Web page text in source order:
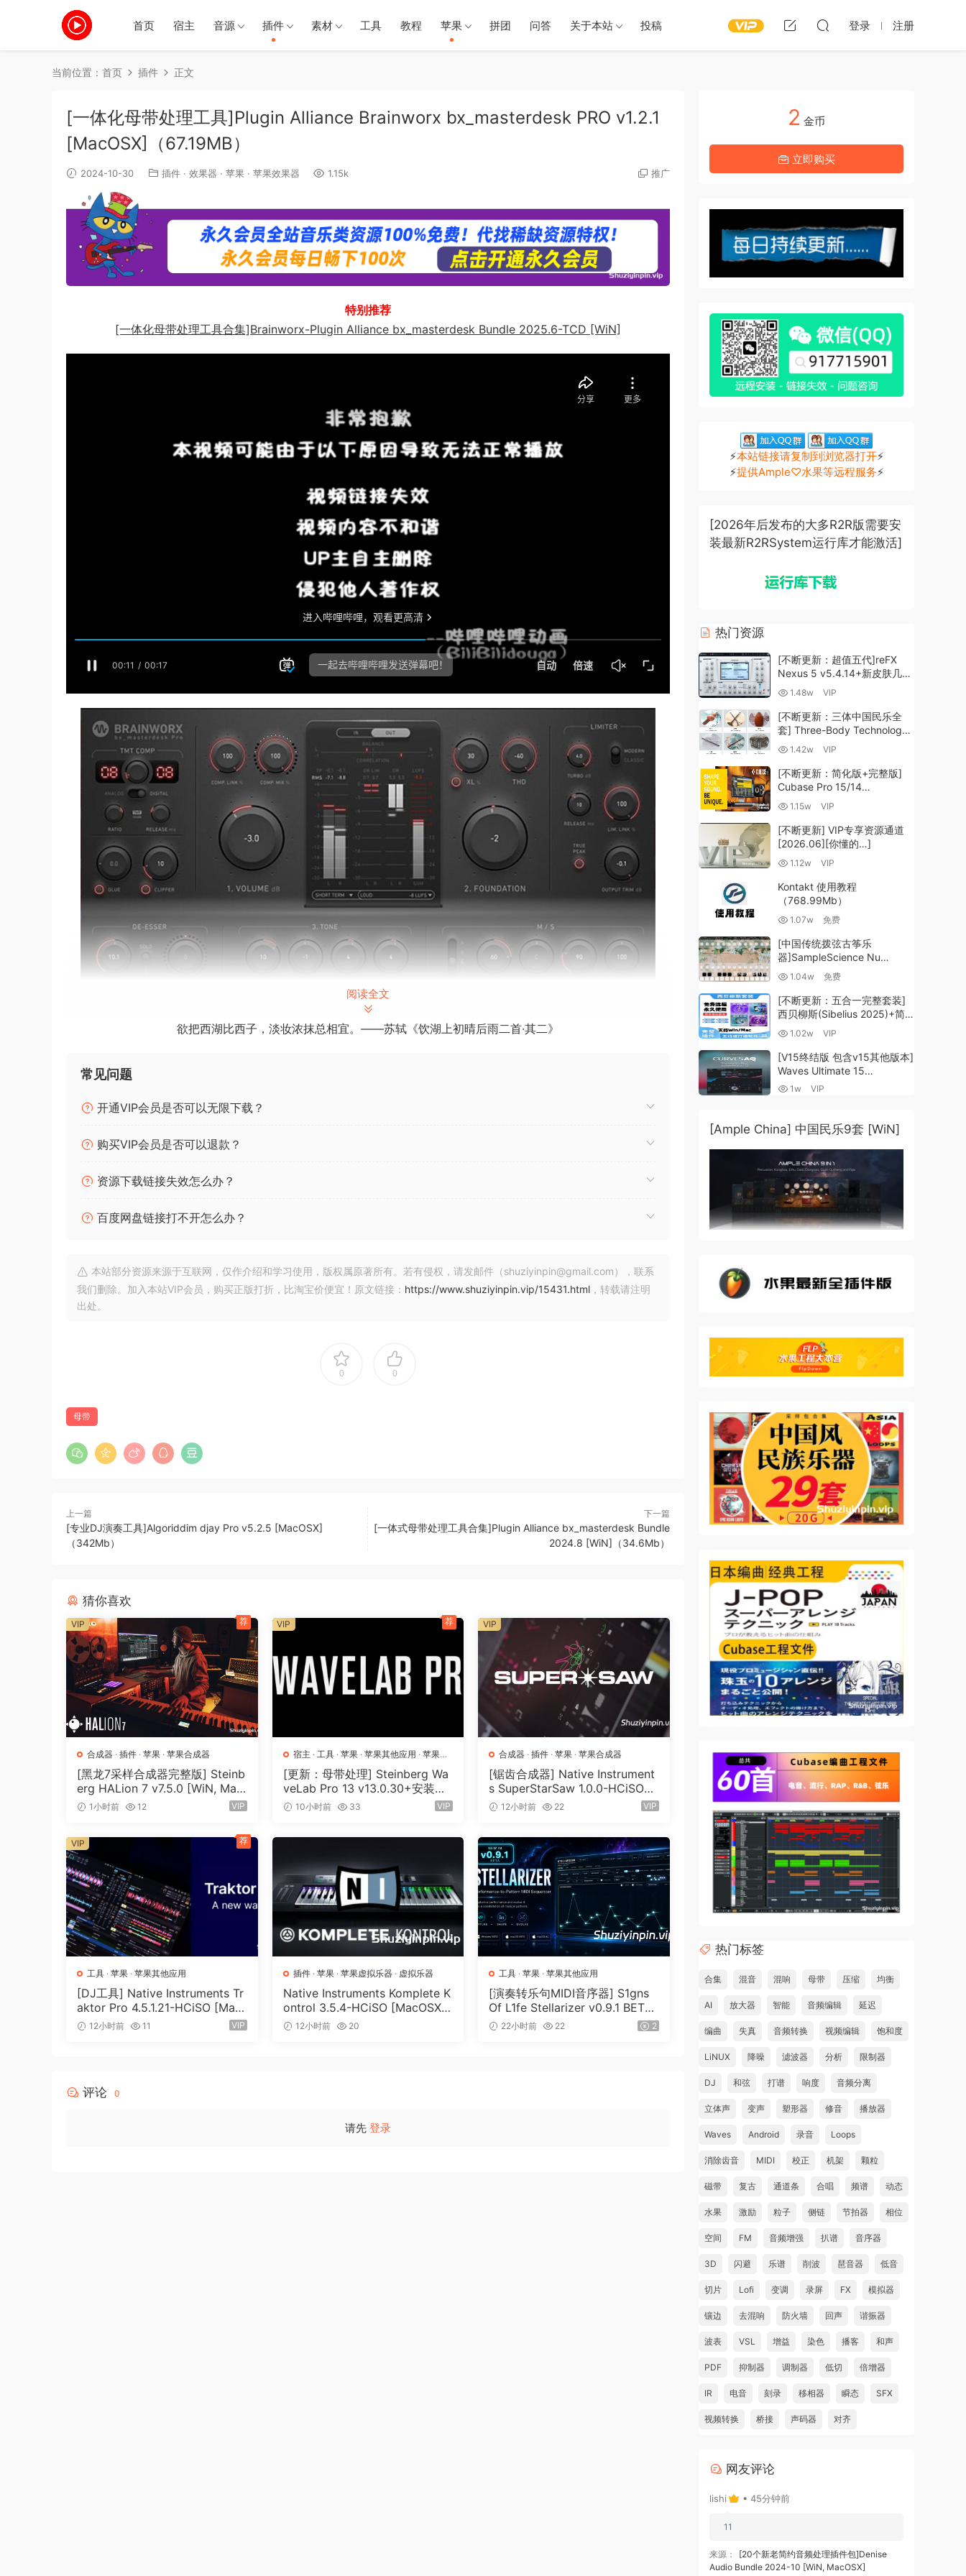
首页 宿主 音源 插件 素材 工具 教程 苹果 拼团 问答 关于本站 投稿 登录 注册
当前位置： 首页 插件 正文
[一体化母带处理工具]Plugin Alliance Brainworx bx_masterdesk PRO v1.2.1
[MacOSX]（67.19MB）
2024-10-30 插件 · 效果器 · 苹果 · 苹果效果器 1.15k 推广
特别推荐
[一体化母带处理工具合集]Brainworx-Plugin Alliance bx_masterdesk Bundle 2025.6-TCD [WiN]
Team HCiSO | 29 October 2024 | 67.19 MB
您提出要求，我们倾听：bx_masterdesk PRO 在其前代产品的基础上进行了扩展，为这个非常受欢迎且易于使用的母
更强大的动态控制
在 PRO 版本中，压缩器和限制器都进行了升级，具有可变释放时间和链接选项。限制器还获得了一个新的现代/经典开
关，而压缩器现在具有可变比率控制、CLIPPER 选项和新的“GLUE”功能，用于模拟风格压缩，可在混音到达最终母带
双共振滤波器，以及板载 De-Esser — 所有这些都具有扩展的频率范围。想要更多的音调控制吗？利用新包含的 XL 部
分来获得额外的饱和度、谐波和色彩。
更令人印象深刻的立体声场
中信号全景选项和立体声增强旋钮，可更好地控制立体声成像和平衡。
同样的高端音色和最小的学习曲线，以及更成熟的用户会喜欢的扩展控件
3 个键拨盘进一步美化：“音量”、“基础”和“音调”。唯一的区别是，您现在可以进一步优化这些起点，并可以选择在需要
时更好地控制动态、均衡曲线、饱和度和立体声场。尝试将其用于母带制作、混音总线甚至乐器子组。
→ 特点：
• 单个插件中的高端模拟母带制作链
• 与以前版本相同的简单 3 步工作流程，具有扩展的控件以便进一步细化
• 包括来自 bx_limiter True Peak 的限制器算法和仪表
• 可调节的压缩器和限制器的链接设置和释放时间
• 完全可变的压缩器混音控制
• 附加的 TMT 压缩器型号
• CLIPPER – 消除大声瞬变以获得更响亮的信号
• 广泛的预设列表可立即获得结果
• 扩展的参数均衡器
• 新的立体声增强控制
• XL 旋钮可增加谐波饱和度
• 改进的 GUI 使控制更加容易
• 具有模拟和数字模式的容差建模技术 (TMT)
变更日志
支持的操作系统：
Brainworx bx_masterdesk PRO is the simple, fast, high-end mastering chain from Brainworx is now more
阅读全文
欲把西湖比西子，淡妆浓抹总相宜。——苏轼《饮湖上初晴后雨二首·其二》
常见问题
开通VIP会员是否可以无限下载？
购买VIP会员是否可以退款？
资源下载链接失效怎么办？
百度网盘链接打不开怎么办？
本站部分资源来源于互联网，仅作介绍和学习使用，版权属原著所有。若有侵权，请发邮件（shuziyinpin@gmail.com），联系
我们删除。加入本站VIP会员，购买正版打折，比淘宝价便宜！原文链接： https://www.shuziyinpin.vip/15431.html ，转载请注明
出处。
0 0
母带
上一篇
[专业DJ演奏工具]Algoriddim djay Pro v5.2.5 [MacOSX]
（342Mb）
下一篇
[一体式母带处理工具合集]Plugin Alliance bx_masterdesk Bundle
2024.8 [WiN]（34.6Mb）
猜你喜欢
合成器 · 插件 · 苹果 · 苹果合成器
[黑龙7采样合成器完整版] Steinb
erg HALion 7 v7.5.0 [WiN, Mac
OSX]（673.3MB+920 MB+1.6G
1小时前 12 VIP
VIP 荐
宿主 · 工具· 苹果· 苹果其他应用 · 苹果宿
主
[更新：母带处理] Steinberg Wa
veLab Pro 13 v13.0.30+安装方
法 [WiN, MacOSX]（285.6MB
10小时前 33 VIP
VIP 荐
合成器 ·插件 ·苹果 ·苹果合成器
[锯齿合成器] Native Instrument
s SuperStarSaw 1.0.0-HCiSO
[MacOSX]（182.43MB）
12小时前 22 VIP
VIP
工具 · 苹果 · 苹果其他应用
[DJ工具] Native Instruments Tr
aktor Pro 4.5.1.21-HCiSO [Mac
OSX]（402.83MB）
12小时前 11 VIP
VIP 荐
插件· 苹果· 苹果虚拟乐器· 虚拟乐器
Native Instruments Komplete K
ontrol 3.5.4-HCiSO [MacOSX]
（ 823.17MB）
12小时前 20
工具 ·苹果 ·苹果其他应用
[演奏转乐句MIDI音序器] S1gns
Of L1fe Stellarizer v0.9.1 BETA-
ARCADiA [WiN, MacOSX]（22
22小时前 22 2
评论 0
请先 登录
2 金币
立即购买
⚡本站链接请复制到浏览器打开⚡
⚡提供Ample♡水果等远程服务⚡
[2026年后发布的大多R2R版需要安
装最新R2RSystem运行库才能激活]
热门资源
[不断更新：超值五代]reFX
Nexus 5 v5.4.14+新皮肤几十
套+原厂+全套扩展+教程
1.48w VIP
[不断更新：三体中国民乐全
套] Three-Body Technology-
R2R [WiN, MacOSX]
1.42w VIP
[不断更新：简化版+完整版]
Cubase Pro 15/14
VR/R2R/U2B+原厂音源+插件
MacOSX]（704.0MB+）
1.15w VIP
[不断更新] VIP专享资源通道
[2026.06][你懂的…]
1.12w VIP
Kontakt 使用教程
（768.99Mb）
1.07w 免费
[中国传统拨弦古筝乐
器]SampleScience Nu
Guzheng v2.0 x64 VST
VST3 AU DECENT SAMPLER
[WiN, MacOSX]（158MB)
1.04w 免费
[不断更新：五合一完整套装]
西贝柳斯(Sibelius 2025)+简
谱插件V8+图片识别+音频识别
MacOSX]（80.48GB+）
1.02w VIP
[V15终结版 包含v15其他版本]
Waves Ultimate 15
v25.05.27+一键安装版+安装
（4.1GB+10.2GB+9.6GB）
1w VIP
[Ample China] 中国民乐9套 [WiN]
热门标签
合集 混音 混响 母带 压缩 均衡
AI 放大器 智能 音频编辑 延迟
编曲 失真 音频转换 视频编辑 饱和度
LiNUX 降噪 滤波器 分析 限制器
DJ 和弦 打谱 响度 音频分离
立体声 变声 塑形器 修音 播放器
Waves Android 录音 Loops
消除齿音 MIDI 校正 机架 颗粒
磁带 复古 通道条 合唱 频谱 动态
水果 激励 粒子 侧链 节拍器 相位
空间 FM 音频增强 扒谱 音序器
3D 闪避 乐谱 削波 琶音器 低音
切片 Lofi 变调 录屏 FX 模拟器
镶边 去混响 防火墙 回声 谐振器
波表 VSL 增益 染色 播客 和声
PDF 抑制器 调制器 低切 倍增器
IR 电音 刻录 移相器 瞬态 SFX
视频转换 桥接 声码器 对齐
网友评论
lishi • 45分钟前
11
来源：
[20个新老简约音频处理插件包]Denise
Audio Bundle 2024-10 [WiN, MacOSX]